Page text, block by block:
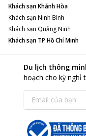
Khách sạnKhánh Hòa
Khách sạn Ninh Bình
Khách sạn Quảng Ninh
Khách sạn TP Hồ Chí Minh
Du lịch thông
hoạch cho kỳ nghỉ